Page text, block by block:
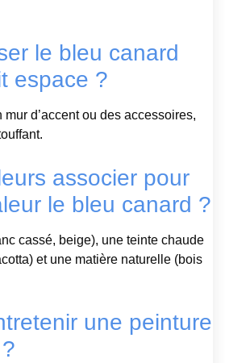
le bleu canard
espace ?
d’accent ou des accessoires,
associer pour
le bleu canard ?
cassé, beige), une teinte chaude
et une matière naturelle (bois
une peinture